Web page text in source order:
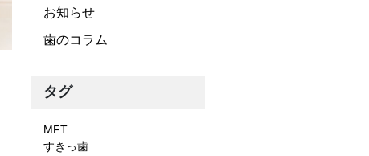
お知らせ
歯のコラム
タグ
MFT
すきっ歯